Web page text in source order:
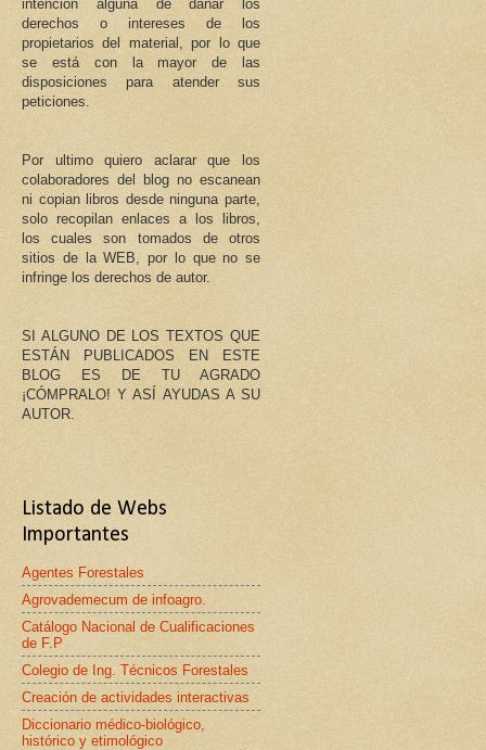
intención alguna de dañar los
derechos o intereses de los
propietarios del material, por lo que
se está con la mayor de las
disposiciones para atender sus
peticiones.
Por ultimo quiero aclarar que los
colaboradores del blog no escanean
ni copian libros desde ninguna parte,
solo recopilan enlaces a los libros,
los cuales son tomados de otros
sitios de la WEB, por lo que no se
infringe los derechos de autor.
SI ALGUNO DE LOS TEXTOS QUE
ESTÁN PUBLICADOS EN ESTE
BLOG ES DE TU AGRADO
¡CÓMPRALO! Y ASÍ AYUDAS A SU
AUTOR.
Listado de Webs
Importantes
Agentes Forestales
Agrovademecum de infoagro.
Catálogo Nacional de Cualificaciones
de F.P
Colegio de Ing. Técnicos Forestales
Creación de actividades interactivas
Diccionario médico-biológico,
histórico y etimológico